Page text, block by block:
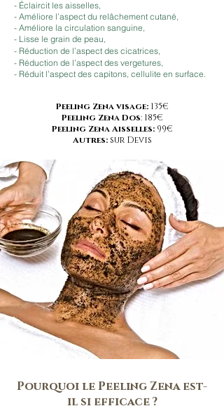
- Éclaircit les aisselles,
- Améliore l’aspect du relâchement cutané,
- Améliore la circulation sanguine,
- Lisse le grain de peau,
- Réduction de l’aspect des cicatrices,
- Réduction de l’aspect des vergetures,
- Réduit l’aspect des capitons, cellulite en surface.
Peeling Zena visage:135€
Peeling Zena Dos: 185€
Peeling Zena Aisselles:99€
Autres:sur Devis
Pourquoi le Peeling Zena est-
il si efficace ?